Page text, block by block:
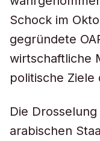
Schock im
gegründete
wirtschaftliche
politische Ziele
Die
arabischen